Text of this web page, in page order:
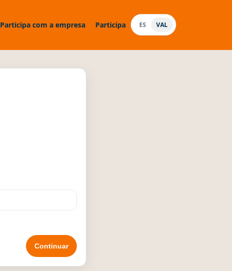
Participa com a empresa Participa ES VAL